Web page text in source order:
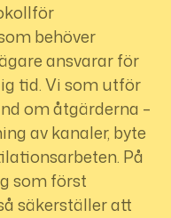
behöver
ansvarar för
tid. Vi som utför
om åtgärderna –
av kanaler, byte
På
som först
säkerställer att